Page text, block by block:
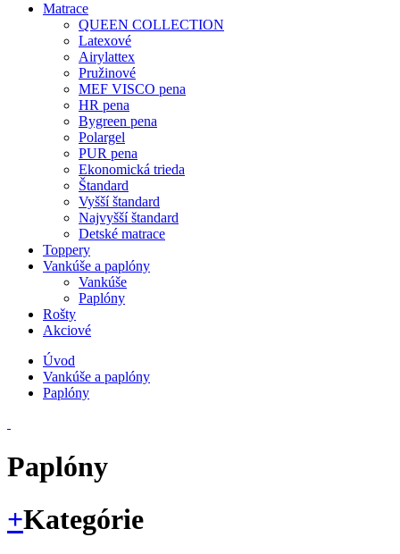
Matrace
QUEEN COLLECTION
Latexové
Airylattex
Pružinové
MEF VISCO pena
HR pena
Bygreen pena
Polargel
PUR pena
Ekonomická trieda
Štandard
Vyšší štandard
Najvyšší štandard
Detské matrace
Toppery
Vankúše a paplóny
Vankúše
Paplóny
Rošty
Akciové
Úvod
Vankúše a paplóny
Paplóny
Paplóny
+Kategórie